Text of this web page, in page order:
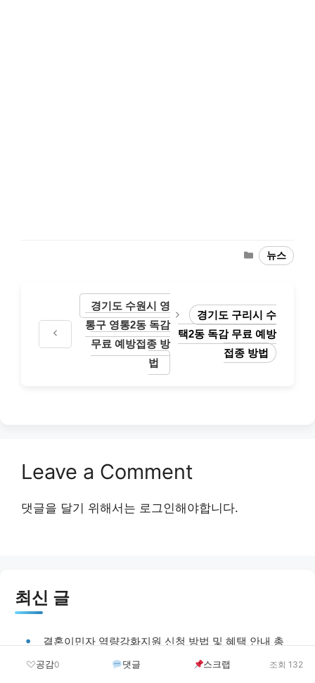
Categories
뉴스
경기도 수원시 영
통구 영통2동 독감
무료 예방접종 방
법
경기도 구리시 수
택2동 독감 무료 예방
접종 방법
Leave a Comment
댓글을 달기 위해서는 로그인해야합니다.
최신 글
결혼이민자 역량강화지원 신청 방법 및 혜택 안내 총
정리공감0 댓글 스크랩 조회 132